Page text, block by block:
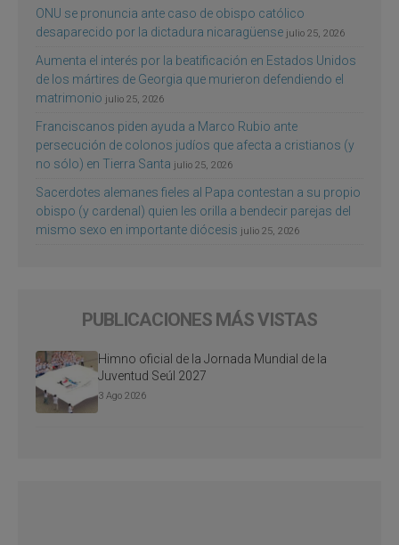
ONU se pronuncia ante caso de obispo católico
desaparecido por la dictadura nicaragüense julio 25, 2026
Aumenta el interés por la beatificación en Estados Unidos
de los mártires de Georgia que murieron defendiendo el
matrimonio julio 25, 2026
Franciscanos piden ayuda a Marco Rubio ante
persecución de colonos judíos que afecta a cristianos (y
no sólo) en Tierra Santa julio 25, 2026
Sacerdotes alemanes fieles al Papa contestan a su propio
obispo (y cardenal) quien les orilla a bendecir parejas del
mismo sexo en importante diócesis julio 25, 2026
PUBLICACIONES MÁS VISTAS
Himno oficial de la Jornada Mundial de la
Juventud Seúl 2027
3 Ago 2026